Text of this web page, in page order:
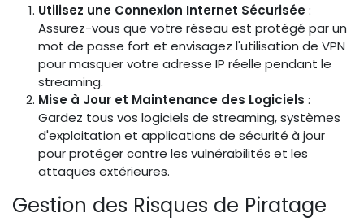
Utilisez une Connexion Internet Sécurisée:
Assurez-vous que votre réseau est protégé par un
mot de passe fort et envisagez l'utilisation de VPN
pour masquer votre adresse IP réelle pendant le
streaming.
Mise à Jour et Maintenance des Logiciels :
Gardez tous vos logiciels de streaming, systèmes
d'exploitation et applications de sécurité à jour
pour protéger contre les vulnérabilités et les
attaques extérieures.
Gestion des Risques de Piratage